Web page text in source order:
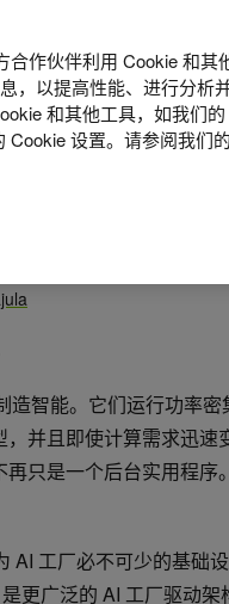
智能。它们运行功率密
并且即使计算需求迅速
只是一个后台实用程序
AI 工厂必不可少的基础
更广泛的 AI 工厂驱动
合作伙伴利用 Cookie 和
，以提高性能、进行分析
和其他工具，如我们的
Cookie 设置。请参阅我们的